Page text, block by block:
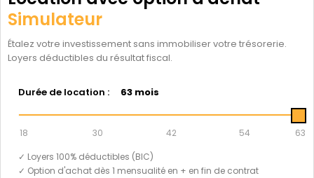
Simulateur
Étalez votre investissement sans immobiliser votre trésorerie.
Loyers déductibles du résultat fiscal.
Durée de location : 63 mois
18 30 42 54
63
✓ Loyers 100% déductibles (BIC)
✓ Option d'achat dès 1 mensualité en + en fin de contrat